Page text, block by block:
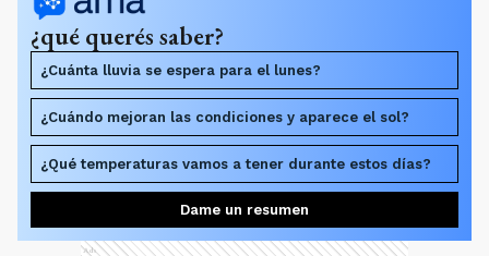
¿qué querés saber?
¿Cuánta lluvia se espera para el lunes?
¿Cuándo mejoran las condiciones y aparece el sol?
¿Qué temperaturas vamos a tener durante estos días?
Dame un resumen
Ads